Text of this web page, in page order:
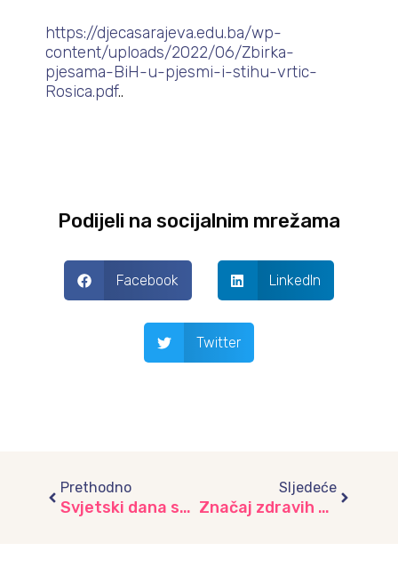
https://djecasarajeva.edu.ba/wp-
content/uploads/2022/06/Zbirka-
pjesama-BiH-u-pjesmi-i-stihu-vrtic-
Rosica.pdf..
Podijeli na socijalnim mrežama
Facebook LinkedIn
Twitter
Prethodno
Svjetski dana sporta obilježili mališani iz vrtića “Lužani”
Sljedeće
Značaj zdravih zubića